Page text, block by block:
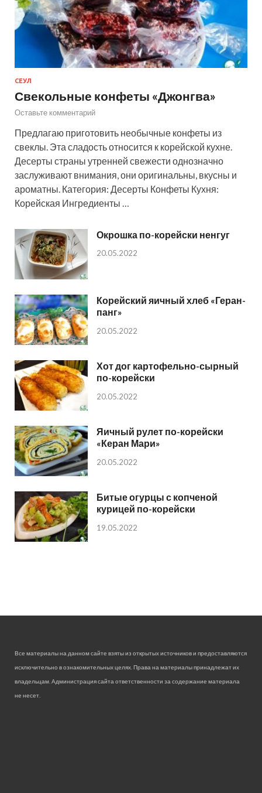
СЕУЛ
Свекольные конфеты «Джонгва»
Оставьте комментарий
Предлагаю приготовить необычные конфеты из
свеклы. Эта сладость относится к корейской кухне.
Десерты страны утренней свежести однозначно
заслуживают внимания, они оригинальны, вкусны и
ароматны. Категория: Десерты Конфеты Кухня:
Корейская Ингредиенты …
Окрошка по-корейски ненгуг
20.05.2022
Корейский яичный хлеб «Геран-
панг»
20.05.2022
Хот дог картофельно-сырный
по-корейски
20.05.2022
Яичный рулет по-корейски
«Керан Мари»
20.05.2022
Битые огурцы с копченой
курицей по-корейски
19.05.2022
Все материалы на данном сайте взяты из открытых источников и предоставляются
исключительно в ознакомительных целях. Права на материалы принадлежат их
владельцам. Администрация сайта ответственности за содержание материала
не несет.